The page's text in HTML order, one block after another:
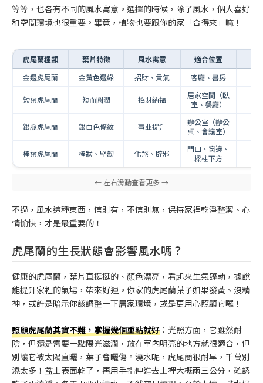
等等，也各有不同的風水寓意。選擇的時候，除了風水，個人喜好
和空間環境也很重要。畢竟，植物也要跟你的家「合得來」嘛！
虎尾蘭種類 葉片特徵 風水寓意 適合位置
適
金邊虎尾蘭
金黃色邊緣 招財、貴氣 客廳、書房 經
短葉虎尾蘭 短而圓潤 招財納福
居家空間（臥
室、餐廳）
銀脈虎尾蘭 銀白色條紋 事业提升
辦公室（辦公
桌、會議室）
棒葉虎尾蘭 棒狀、堅韌 化煞、辟邪
門口、窗邊、
樑柱下方
所
不過，風水這種東西，信則有，不信則無，保持家裡乾淨整潔、心
情愉快，才是最重要的！
虎尾蘭的生長狀態會影響風水嗎？
健康的虎尾蘭，葉片直挺挺的、顏色漂亮，看起來生氣蓬勃，據說
能提升家裡的氣場，帶來好運。你家的虎尾蘭葉子如果發黃、沒精
神，或許是暗示你該調整一下居家環境，或是更用心照顧它囉！
照顧虎尾蘭其實不難，掌握幾個重點就好 ：光照方面，它雖然耐
陰，但還是需要一點陽光滋潤，放在室內明亮的地方就很適合，但
別讓它被太陽直曬，葉子會曬傷。澆水呢，虎尾蘭很耐旱，千萬別
澆太多！盆土表面乾了，再用手指伸進去土裡大概兩三公分，確認